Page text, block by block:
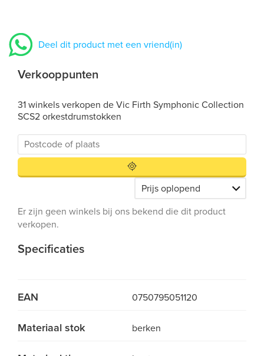
Deel dit product met een vriend(in)
Verkooppunten
31 winkels verkopen de Vic Firth Symphonic Collection
SCS2 orkestdrumstokken
Er zijn geen winkels bij ons bekend die dit product
verkopen.
Specificaties
EAN 0750795051120
Materiaal stok berken